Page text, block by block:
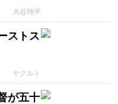
大谷翔平
ストス
ヤクルト
が五十